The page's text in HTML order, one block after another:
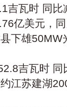
吉瓦时 同比
亿美元，
下雄50MW
吉瓦时 同
江苏建湖